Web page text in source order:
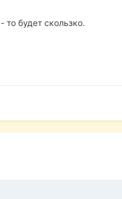
то будет скользко.